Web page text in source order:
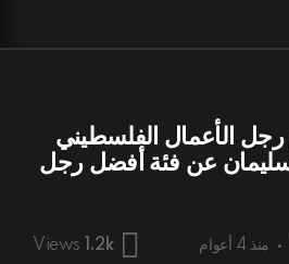
الأعمال الفلسطيني
سليمان عن فئة أفضل رجل
منذ 4 أعوام 1.2k
Views